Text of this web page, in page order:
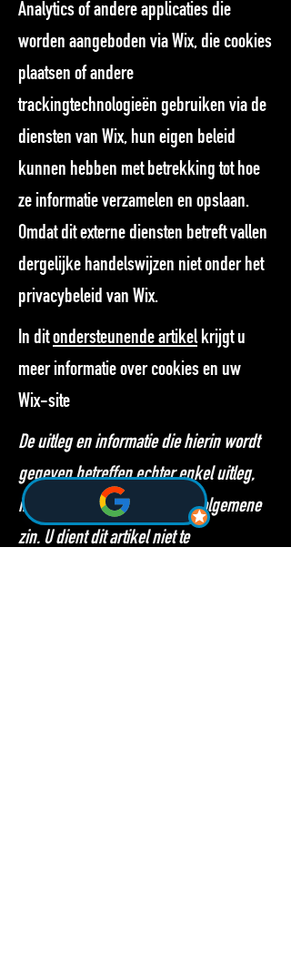
Analytics of andere applicaties die
worden aangeboden via Wix, die cookies
plaatsen of andere
trackingtechnologieën gebruiken via de
diensten van Wix, hun eigen beleid
kunnen hebben met betrekking tot hoe
ze informatie verzamelen en opslaan.
Omdat dit externe diensten betreft vallen
dergelijke handelswijzen niet onder het
privacybeleid van Wix.
In ditondersteunende artikelkrijgt u
meer informatie over cookies en uw
Wix-site
De uitleg en informatie die hierin wordt
gegeven betreffen echter enkel uitleg,
informatie en voorbeelden in algemene
zin. U dient dit artikel niet te